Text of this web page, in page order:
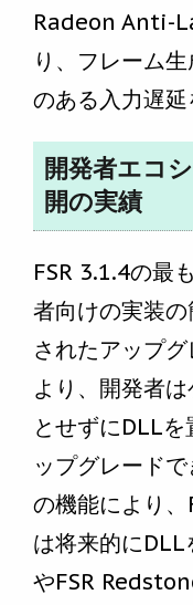
Radeon Anti-
り、フレーム
のある入力遅延
開発者エコ
開の実績
FSR 3.1.4の最
者向けの実装
されたアップ
より、開発者
とせずにDLLを
ップグレード
の機能により
は将来的にDLL
やFSR